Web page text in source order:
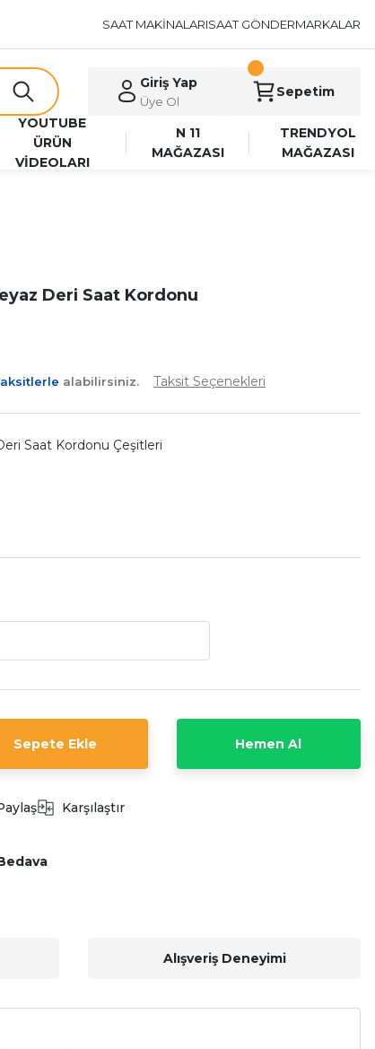
SAAT MAKİNALARISAAT GÖNDERMARKALAR
Giriş Yap
Üye Ol
Sepetim
YOUTUBE
ÜRÜN
VİDEOLARI
N 11
MAĞAZASI
TRENDYOL
MAĞAZASI
Deri Saat Kordonu
alabilirsiniz. Taksit Seçenekleri
Saat Kordonu Çeşitleri
Sepete Ekle Hemen Al
Karşılaştır
Alışveriş Deneyimi